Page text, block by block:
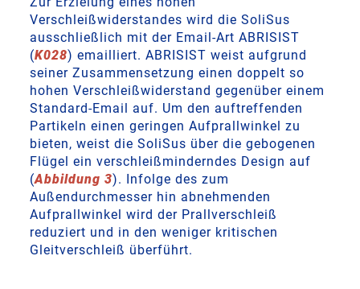
Verschleißwiderstandes wird die SoliSus
ausschließlich mit der Email-Art ABRISIST
(K028) emailliert. ABRISIST weist aufgrund
seiner Zusammensetzung einen doppelt so
hohen Verschleißwiderstand gegenüber einem
Standard-Email auf. Um den auftreffenden
Partikeln einen geringen Aufprallwinkel zu
bieten, weist die SoliSus über die gebogenen
Flügel ein verschleißminderndes Design auf
(Abbildung 3). Infolge des zum
Außendurchmesser hin abnehmenden
Aufprallwinkel wird der Prallverschleiß
reduziert und in den weniger kritischen
Gleitverschleiß überführt.